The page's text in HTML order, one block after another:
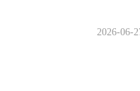
2026-06-